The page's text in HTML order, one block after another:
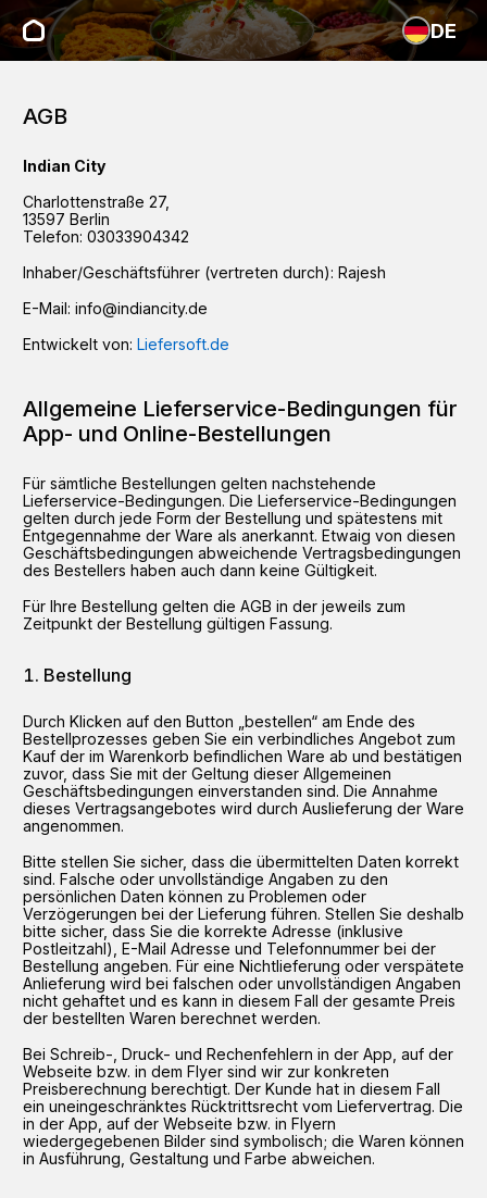
DE
AGB
Indian City
Charlottenstraße 27,
13597 Berlin
Telefon: 03033904342
Inhaber/Geschäftsführer (vertreten durch): Rajesh
E-Mail: info@indiancity.de
Entwickelt von: Liefersoft.de
Allgemeine Lieferservice-Bedingungen für
App- und Online-Bestellungen
Für sämtliche Bestellungen gelten nachstehende
Lieferservice-Bedingungen. Die Lieferservice-Bedingungen
gelten durch jede Form der Bestellung und spätestens mit
Entgegennahme der Ware als anerkannt. Etwaig von diesen
Geschäftsbedingungen abweichende Vertragsbedingungen
des Bestellers haben auch dann keine Gültigkeit.
Für Ihre Bestellung gelten die AGB in der jeweils zum
Zeitpunkt der Bestellung gültigen Fassung.
Bestellung
Durch Klicken auf den Button „bestellen“ am Ende des
Bestellprozesses geben Sie ein verbindliches Angebot zum
Kauf der im Warenkorb befindlichen Ware ab und bestätigen
zuvor, dass Sie mit der Geltung dieser Allgemeinen
Geschäftsbedingungen einverstanden sind. Die Annahme
dieses Vertragsangebotes wird durch Auslieferung der Ware
angenommen.
Bitte stellen Sie sicher, dass die übermittelten Daten korrekt
sind. Falsche oder unvollständige Angaben zu den
persönlichen Daten können zu Problemen oder
Verzögerungen bei der Lieferung führen. Stellen Sie deshalb
bitte sicher, dass Sie die korrekte Adresse (inklusive
Postleitzahl), E-Mail Adresse und Telefonnummer bei der
Bestellung angeben. Für eine Nichtlieferung oder verspätete
Anlieferung wird bei falschen oder unvollständigen Angaben
nicht gehaftet und es kann in diesem Fall der gesamte Preis
der bestellten Waren berechnet werden.
Bei Schreib-, Druck- und Rechenfehlern in der App, auf der
Webseite bzw. in dem Flyer sind wir zur konkreten
Preisberechnung berechtigt. Der Kunde hat in diesem Fall
ein uneingeschränktes Rücktrittsrecht vom Liefervertrag. Die
in der App, auf der Webseite bzw. in Flyern
wiedergegebenen Bilder sind symbolisch; die Waren können
in Ausführung, Gestaltung und Farbe abweichen.